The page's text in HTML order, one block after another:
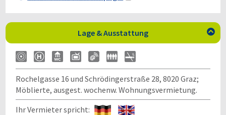
Lage & Ausstattung 
Rochelgasse 16 und Schrödingerstraße 28, 8020 Graz;
Möblierte, ausgest. wochenw. Wohnungsvermietung.
Ihr Vermieter spricht: